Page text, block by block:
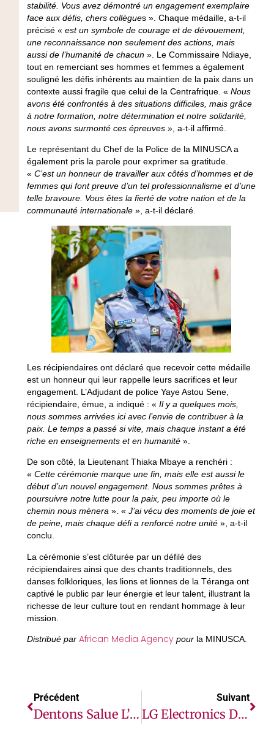
stabilité. Vous avez démontré un engagement exemplaire
face aux défis, chers collègues ». Chaque médaille, a-t-il
précisé « est un symbole de courage et de dévouement,
une reconnaissance non seulement des actions, mais
aussi de l’humanité de chacun». Le Commissaire Ndiaye,
tout en remerciant ses hommes et femmes a également
souligné les défis inhérents au maintien de la paix dans un
contexte aussi fragile que celui de la Centrafrique. « Nous
avons été confrontés à des situations difficiles, mais grâce
à notre formation, notre détermination et notre solidarité,
nous avons surmonté ces épreuves », a-t-il affirmé.
Le représentant du Chef de la Police de la MINUSCA a
également pris la parole pour exprimer sa gratitude.
« C’est un honneur de travailler aux côtés d’hommes et de
femmes qui font preuve d’un tel professionnalisme et d’une
telle bravoure. Vous êtes la fierté de votre nation et de la
communauté internationale», a-t-il déclaré.
Les récipiendaires ont déclaré que recevoir cette médaille
est un honneur qui leur rappelle leurs sacrifices et leur
engagement. L’Adjudant de police Yaye Astou Sene,
récipiendaire, émue, a indiqué : « Il y a quelques mois,
nous sommes arrivées ici avec l’envie de contribuer à la
paix. Le temps a passé si vite, mais chaque instant a été
riche en enseignements et en humanité».
De son côté, la Lieutenant Thiaka Mbaye a renchéri :
« Cette cérémonie marque une fin, mais elle est aussi le
début d’un nouvel engagement. Nous sommes prêtes à
poursuivre notre lutte pour la paix, peu importe où le
chemin nous mènera ». « J’ai vécu des moments de joie et
de peine, mais chaque défi a renforcé notre unité », a-t-il
conclu.
La cérémonie s’est clôturée par un défilé des
récipiendaires ainsi que des chants traditionnels, des
danses folkloriques, les lions et lionnes de la Téranga ont
captivé le public par leur énergie et leur talent, illustrant la
richesse de leur culture tout en rendant hommage à leur
mission.
Distribué par African Media Agencypour la MINUSCA.
Précédent
Dentons Salue L’étape Historique Dans Le Différend Des Îles Chagos
Suivant
LG Electronics Dévoile Le Climatiseur Dual Inverter Avec Technologie Mosquito Away À Abidjan